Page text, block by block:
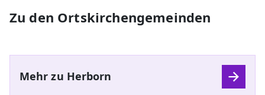
Zu den Ortskirchengemeinden
Mehr zu Herborn